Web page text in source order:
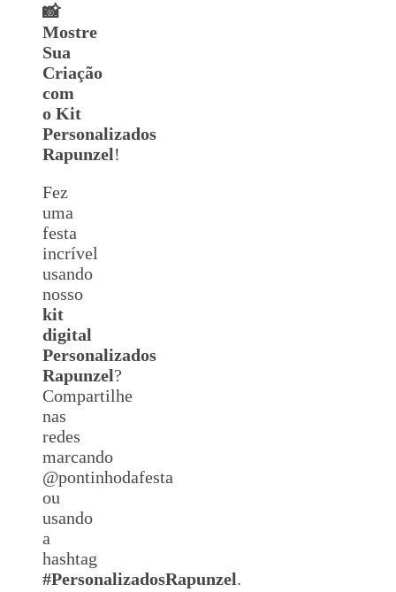
📸
Mostre
Sua
Criação
com
o Kit
Personalizados
Rapunzel!
Fez
uma
festa
incrível
usando
nosso
kit
digital
Personalizados
Rapunzel?
Compartilhe
nas
redes
marcando
@pontinhodafesta
ou
usando
a
hashtag
#PersonalizadosRapunzel.